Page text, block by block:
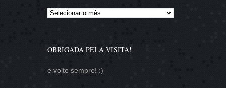
Arquivos:
OBRIGADA PELA VISITA!
e volte sempre! :)